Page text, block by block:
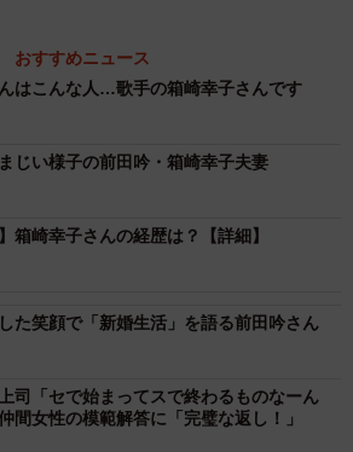
おすすめニュース
んはこんな人…歌手の箱崎幸子さんです
じい様子の前田吟・箱崎幸子夫妻
箱崎幸子さんの経歴は？【詳細】
た笑顔で「新婚生活」を語る前田吟さん
司「セで始まってスで終わるものなーん
間女性の模範解答に「完璧な返し！」